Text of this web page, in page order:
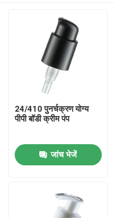
24/410 पुनर्चक्रण योग्य
पीपी बॉडी क्रीम पंप
जांच भेजें